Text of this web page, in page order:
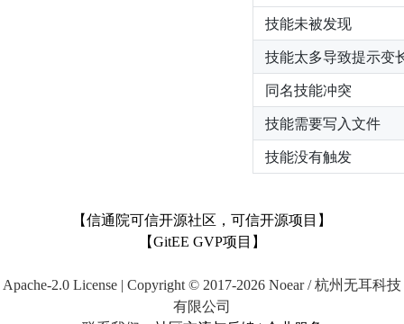
技能未被发现
技能太多导致提示变
同名技能冲突
技能需要写入文件
技能没有触发
【信通院可信开源社区，可信开源项目】
【GitEE GVP项目】
Apache-2.0 License | Copyright © 2017-2026 Noear / 杭州无耳科技
有限公司